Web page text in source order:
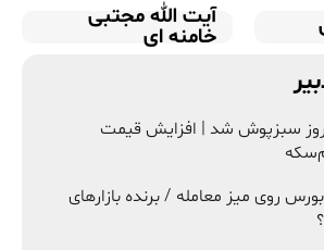
آیت الله مجتبی
خامنه ای
سبزپوش شد | افزایش قیمت
بورس روی میز معامله / برنده بازارهای